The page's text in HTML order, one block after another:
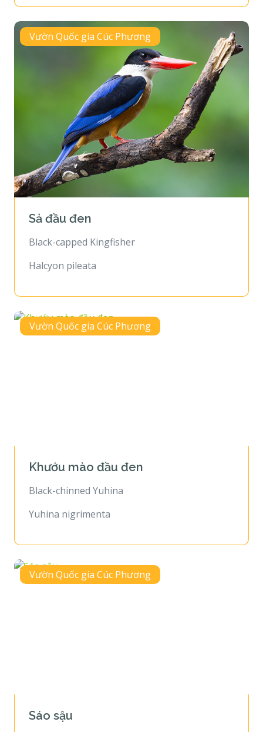
Vườn Quốc gia Cúc Phương
Sả đầu đen
Black-capped Kingfisher
Halcyon pileata
Vườn Quốc gia Cúc Phương
Khướu mào đầu đen
Black-chinned Yuhina
Yuhina nigrimenta
Vườn Quốc gia Cúc Phương
Sáo sậu